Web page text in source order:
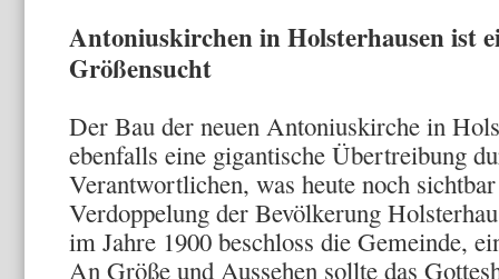
Antoniuskirchen in Holsterhausen ist
Größensucht
Der Bau der neuen Antoniuskirche in
ebenfalls eine gigantische Übertreibung
Verantwortlichen, was heute noch
Verdoppelung der Bevölkerung
im Jahre 1900 beschloss die Gemeinde,
An Größe und Aussehen sollte das